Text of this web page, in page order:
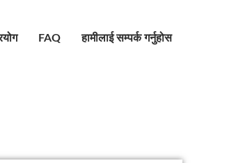
FAQ हामीलाई सम्पर्क गर्नुहोस